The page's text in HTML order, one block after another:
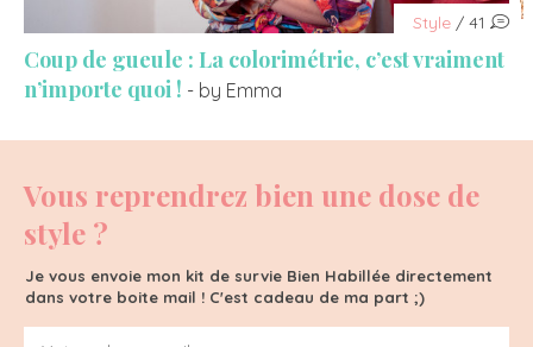
Style / 41
Coup de gueule : La colorimétrie, c’est vraiment
n’importe quoi ! - by Emma
Vous reprendrez bien une dose de
style ?
Je vous envoie mon kit de survie Bien Habillée directement
dans votre boite mail ! C'est cadeau de ma part ;)